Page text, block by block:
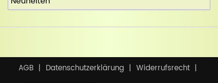
AGB Datenschutzerklärung
Widerrufsrecht